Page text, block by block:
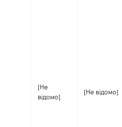
[Не
відомо]
[Не відомо]